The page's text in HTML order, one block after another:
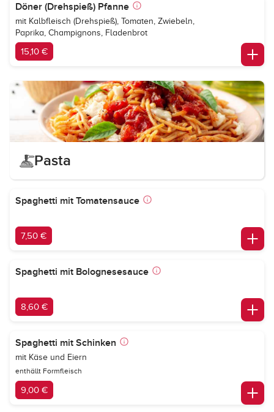
Döner (Drehspieß) Pfanne
mit Kalbfleisch (Drehspieß), Tomaten, Zwiebeln,
Paprika, Champignons, Fladenbrot
15,10 €
Pasta
Spaghetti mit Tomatensauce
7,50 €
Spaghetti mit Bolognesesauce
8,60 €
Spaghetti mit Schinken
mit Käse und Eiern
enthällt Formfleisch
9,00 €